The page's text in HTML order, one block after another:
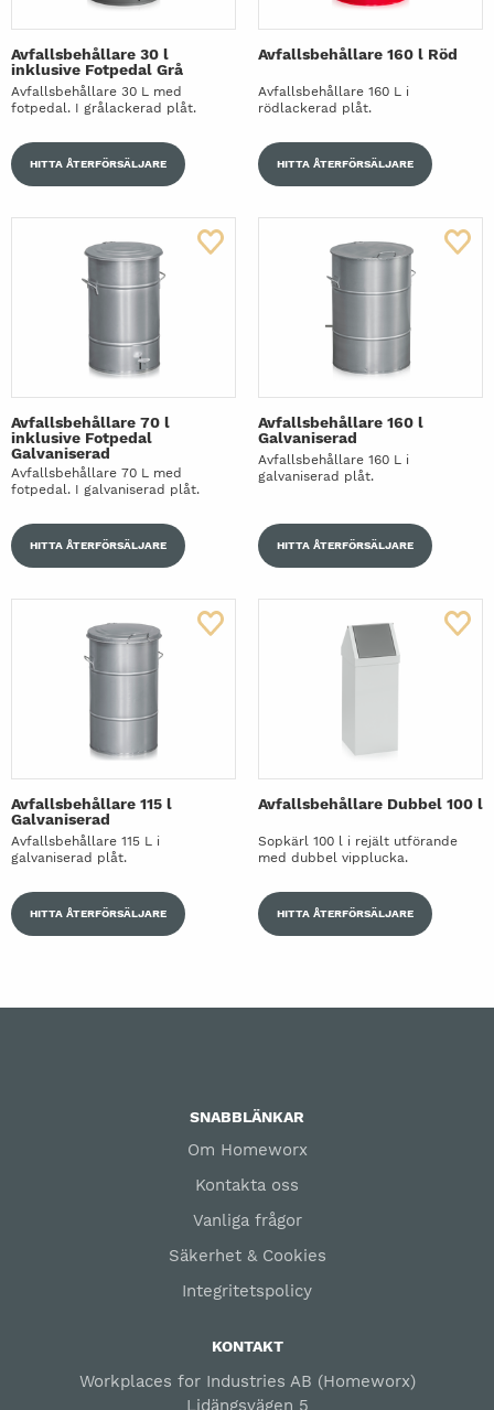
Avfallsbehållare 30 l
inklusive Fotpedal Grå
Avfallsbehållare 30 L med
fotpedal. I grålackerad plåt.
HITTA ÅTERFÖRSÄLJARE
Avfallsbehållare 160 l Röd
Avfallsbehållare 160 L i
rödlackerad plåt.
HITTA ÅTERFÖRSÄLJARE
Avfallsbehållare 70 l
inklusive Fotpedal
Galvaniserad
Avfallsbehållare 70 L med
fotpedal. I galvaniserad plåt.
HITTA ÅTERFÖRSÄLJARE
Avfallsbehållare 160 l
Galvaniserad
Avfallsbehållare 160 L i
galvaniserad plåt.
HITTA ÅTERFÖRSÄLJARE
Avfallsbehållare 115 l
Galvaniserad
Avfallsbehållare 115 L i
galvaniserad plåt.
HITTA ÅTERFÖRSÄLJARE
Avfallsbehållare Dubbel 100 l
Sopkärl 100 l i rejält utförande
med dubbel vipplucka.
HITTA ÅTERFÖRSÄLJARE
SNABBLÄNKAR
Om Homeworx
Kontakta oss
Vanliga frågor
Säkerhet & Cookies
Integritetspolicy
KONTAKT
Workplaces for Industries AB (Homeworx)